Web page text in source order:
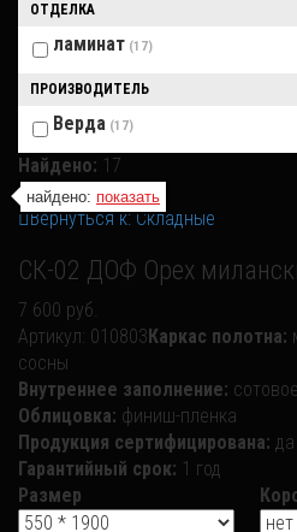
ОТДЕЛКА
ламинат (17)
ПРОИЗВОДИТЕЛЬ
Верда (17)
Найдено: 17
найдено: показать
Вернуться к: Складные
СК-02 ДОФ Орех
7 600 руб.
Артикул: 010803Каркас полотна:
сосны
Внутреннее заполнение: сотовое
Облицовка: финиш-пленка
Продукция сертифицирована: да
Гарантийный срок: 1 год
Размер